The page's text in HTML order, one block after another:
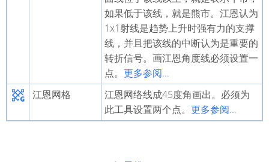
如果低于该线，就是熊市。江恩认为
1x1射线是趋势上升时强有力的支撑
线，并且把该线的中断认为是重要的
转折信号。画江恩角度线必须设置一
点。 更多参阅...
江恩网格
江恩网络线成45度角画出。必须为
此工具设置两个点。 更多参阅...